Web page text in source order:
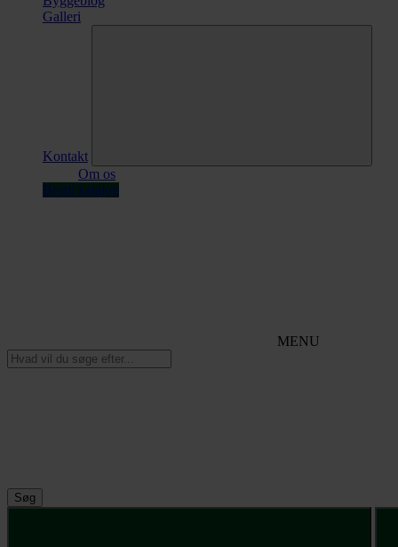
Galleri
Kontakt
Om os
Bestil katalog
MENU
Søg